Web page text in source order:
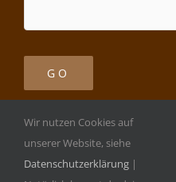
Copyright ©2026 |
Wir nutzen Cookies auf
unserer Website, siehe
Datenschutzerklärung |